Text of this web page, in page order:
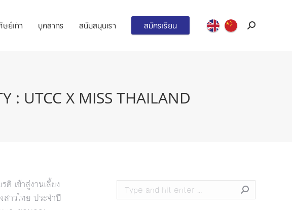
ษย์เก่า บุคลากร สนับสนุนเรา สมัครเรียน Search:
: UTCC X MISS THAILAND
เข้าสู่งานเลี้ยง
าวไทย ประจำปี
Search: